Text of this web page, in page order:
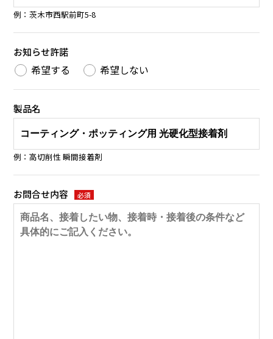
例：茨木市西駅前町5-8
お知らせ許諾
希望する 希望しない
製品名
例：高切削性 瞬間接着剤
お問合せ内容 必須